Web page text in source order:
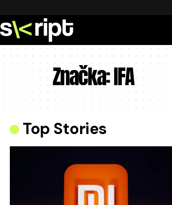
Značka:IFA
Top Stories